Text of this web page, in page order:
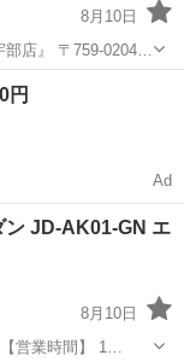
8月10日
宇部店』 〒759-0204…
円
Ad
ン JD-AK01-GN エ
8月10日
羽島店 【営業時間】 1…